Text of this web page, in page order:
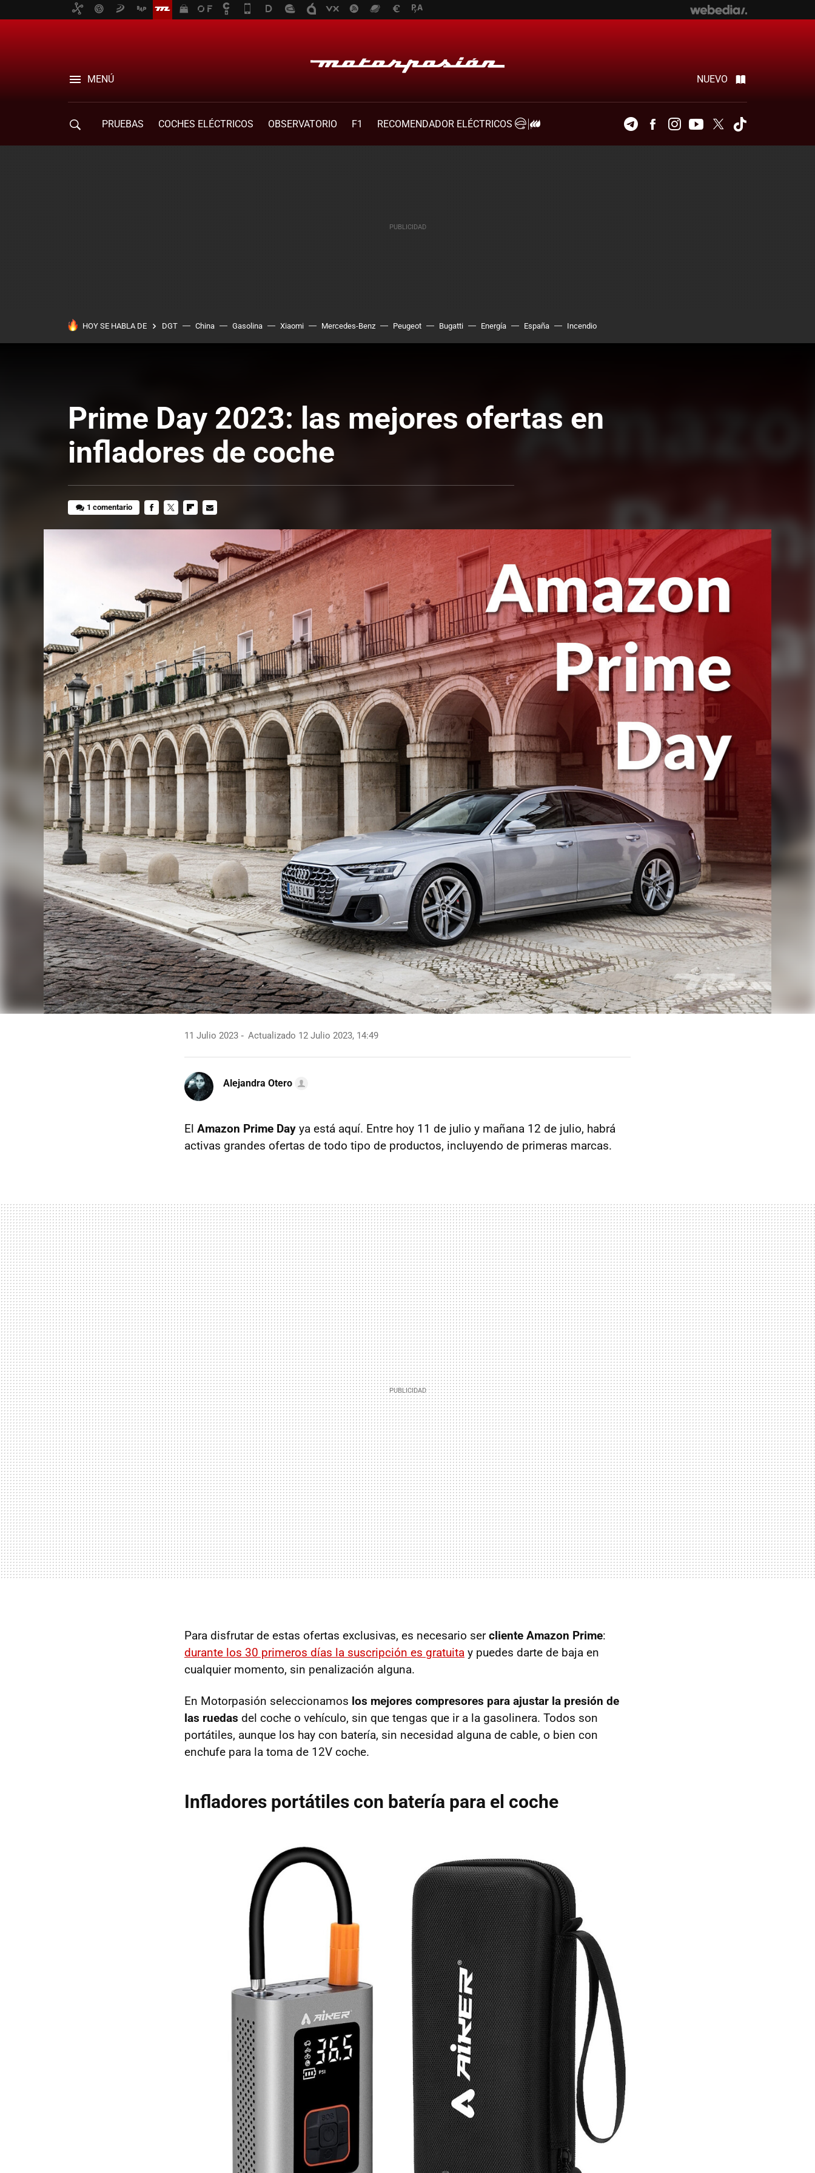
MENÚ NUEVO
PRUEBAS COCHES ELÉCTRICOS OBSERVATORIO F1
RECOMENDADOR ELÉCTRICOS
TelegramFacebookInstagramYoutubeTwitter
HOY SE HABLA DE DGT China Gasolina Xiaomi Mercedes-Benz Peugeot Bugatti Energía España Incendio
Prime Day 2023: las mejores ofertas en
infladores de coche
1 comentario
11 Julio 2023 Actualizado 12 Julio 2023, 14:49
Alejandra Otero
El Amazon Prime Day ya está aquí. Entre hoy 11 de julio y mañana 12 de julio, habrá
activas grandes ofertas de todo tipo de productos, incluyendo de primeras marcas.
Para disfrutar de estas ofertas exclusivas, es necesario sercliente Amazon Prime:
durante los 30 primeros días la suscripción es gratuita y puedes darte de baja en
cualquier momento, sin penalización alguna.
En Motorpasión seleccionamos los mejores compresores para ajustar la presión de
las ruedas del coche o vehículo, sin que tengas que ir a la gasolinera. Todos son
portátiles, aunque los hay con batería, sin necesidad alguna de cable, o bien con
enchufe para la toma de 12V coche.
Infladores portátiles con batería para el coche